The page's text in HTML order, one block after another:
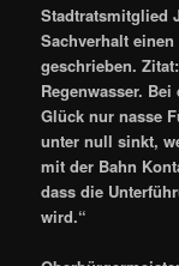
Stadtratsmitglied
Sachverhalt
geschrieben.
Regenwasser.
Glück nur nasse
unter null sinkt,
mit der Bahn
dass die
wird.“